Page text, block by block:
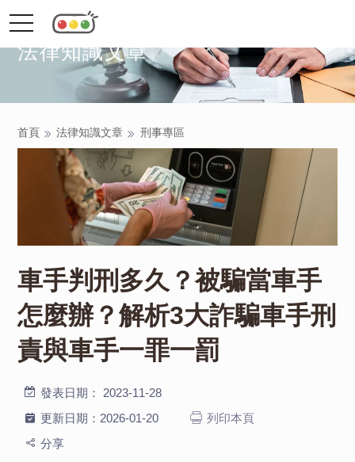
toggle
法律知識文章
首頁 法律知識文章 刑事專區
車手判刑多久？被騙當車手
怎麼辦？解析3大詐騙車手刑
責與車手一罪一罰
發表日期： 2023-11-28
更新日期： 2026-01-20
列印本頁
分享